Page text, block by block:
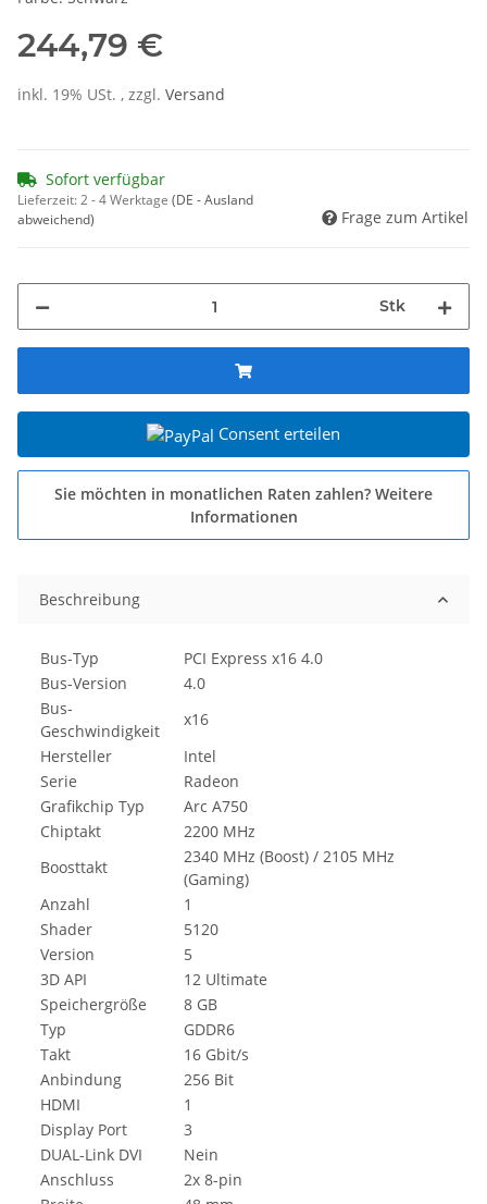
244,79 €
inkl. 19% USt. , zzgl. Versand
Sofort verfügbar
Lieferzeit:2 - 4 Werktage (DE - Ausland
abweichend)
Frage zum Artikel
Stk
Consent erteilen
Sie möchten in monatlichen Raten zahlen? Weitere
Informationen
Beschreibung
Bus-Typ
PCI Express x16 4.0
Bus-Version
4.0
Bus-
Geschwindigkeit
x16
Hersteller
Intel
Serie
Radeon
Grafikchip Typ
Arc A750
Chiptakt
2200 MHz
Boosttakt
2340 MHz (Boost) / 2105 MHz
(Gaming)
Anzahl
1
Shader
5120
Version
5
3D API
12 Ultimate
Speichergröße
8 GB
Typ
GDDR6
Takt
16 Gbit/s
Anbindung
256 Bit
HDMI
1
Display Port
3
DUAL-Link DVI
Nein
Anschluss
2x 8-pin